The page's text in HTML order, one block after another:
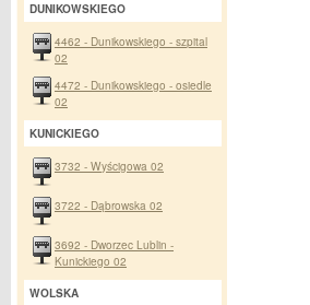
DUNIKOWSKIEGO
4462 - Dunikowskiego - szpital
02
4472 - Dunikowskiego - osiedle
02
KUNICKIEGO
3732 - Wyścigowa 02
3722 - Dąbrowska 02
3692 - Dworzec Lublin -
Kunickiego 02
WOLSKA